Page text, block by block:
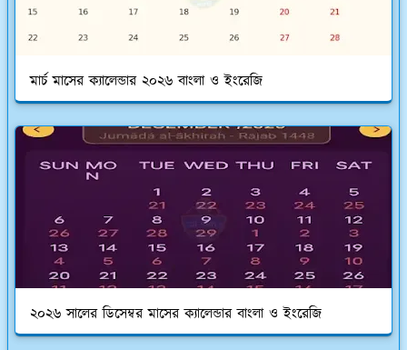
মার্চ মাসের ক্যালেন্ডার ২০২৬ বাংলা ও ইংরেজি
২০২৬ সালের ডিসেম্বর মাসের ক্যালেন্ডার বাংলা ও ইংরেজি